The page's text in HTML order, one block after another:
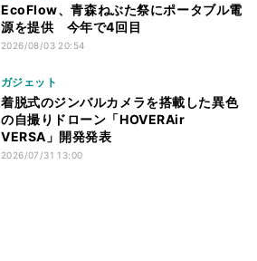
EcoFlow、青森ねぶた祭にポータブル電
源を提供 今年で4回目
2026/08/03 20:54
ガジェット
着脱式のジンバルカメラを搭載した異色
の自撮りドローン「HOVERAir
VERSA」開発発表
2026/07/31 13:00